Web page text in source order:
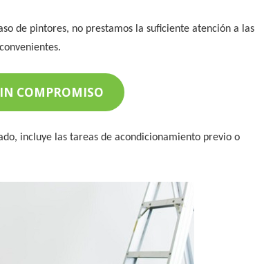
de pintores, no prestamos la suficiente atención a las
COMPROMISO
incluye las tareas de acondicionamiento previo o